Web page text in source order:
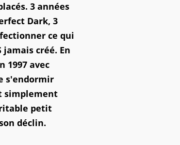
3 années
Dark, 3
ce qui
créé. En
1997 avec
s'endormir
simplement
petit
déclin.